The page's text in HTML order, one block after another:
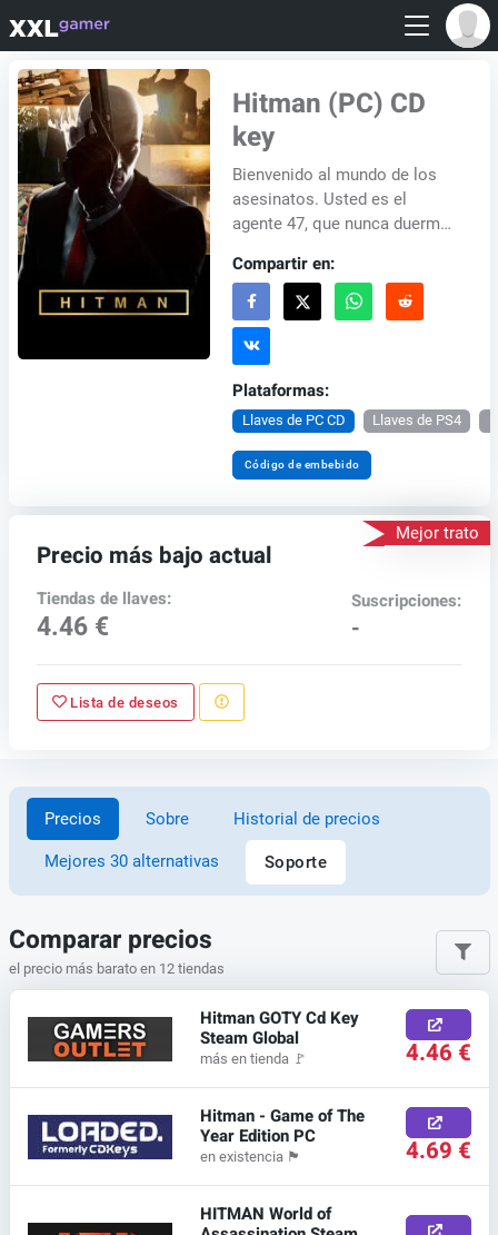
Hitman (PC) CD
key
Bienvenido al mundo de los
asesinatos. Usted es el
agente 47, que nunca duerme
Usted se encontrará en un
mundo abierto que...
Compartir en:
Plataformas:
Llaves de PC CD Llaves de PS4
Código de embebido
Mejor trato
Precio más bajo actual
Tiendas de llaves:
4.46 €
Suscripciones:
-
Lista de deseos
Precios Sobre Historial de precios
Mejores 30 alternativas Soporte
Comparar precios
el precio más barato en 12 tiendas
Hitman GOTY Cd Key
Steam Global
más en tienda 🚩 4.46 €
Hitman - Game of The
Year Edition PC
en existencia 🏴 4.69 €
HITMAN World of